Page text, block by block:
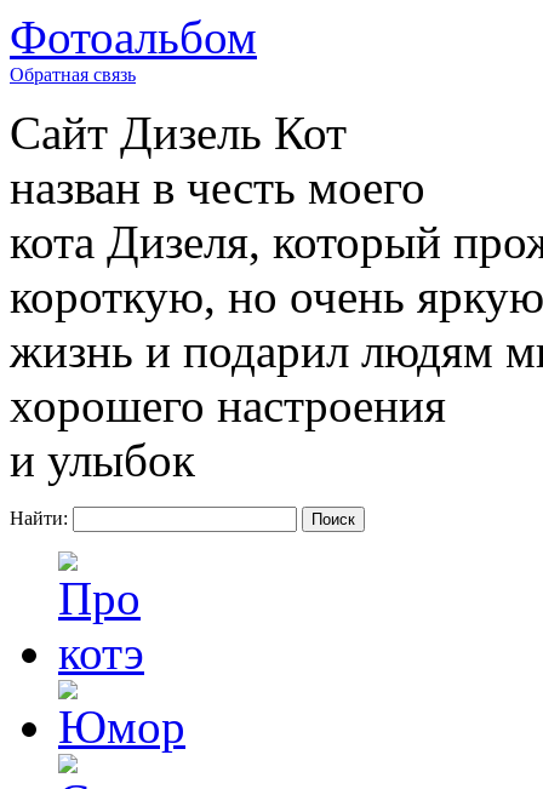
Фотоальбом
Обратная связь
Сайт Дизель Кот
назван в честь моего
кота Дизеля, который
короткую, но очень яркую
жизнь и подарил людям
хорошего настроения
и улыбок
Найти: